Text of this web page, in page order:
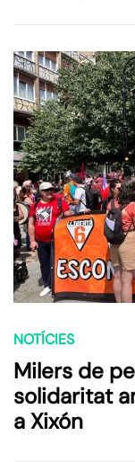
NOTÍCIES
Milers de
solidaritat
a Xixón